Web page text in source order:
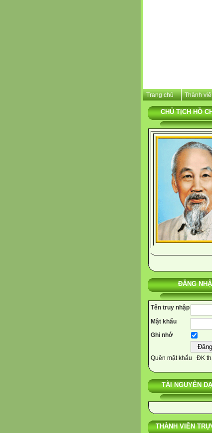
Trang chủ Thành
CHỦ TỊCH HỒ
ĐĂNG
Tên truy nhập
Mật khẩu
Ghi nhớ
Quên mật khẩu ĐK
TÀI NGUYÊN
THÀNH VIÊN